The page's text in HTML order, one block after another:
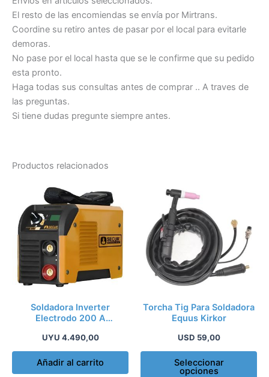
El resto de las encomiendas se envía por Mirtrans.
Coordine su retiro antes de pasar por el local para evitarle
demoras.
No pase por el local hasta que se le confirme que su pedido
esta pronto.
Haga todas sus consultas antes de comprar .. A traves de
las preguntas.
Si tiene dudas pregunte siempre antes.
Productos relacionados
Soldadora Inverter
Electrodo 200 A
UYU 4.490,00
Añadir al carrito
Torcha Tig Para Soldadora
Equus Kirkor
USD 59,00
Seleccionar
opciones